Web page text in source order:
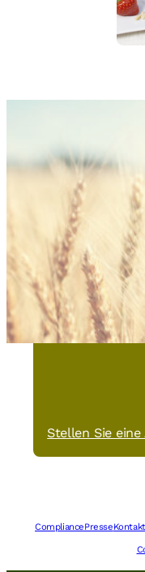
Sie haben
Vanille-
Stellen Sie eine
CompliancePresseKontakt